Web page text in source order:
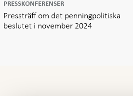
PRESSKONFERENSER
Pressträff om det penningpolitiska
beslutet i november 2024